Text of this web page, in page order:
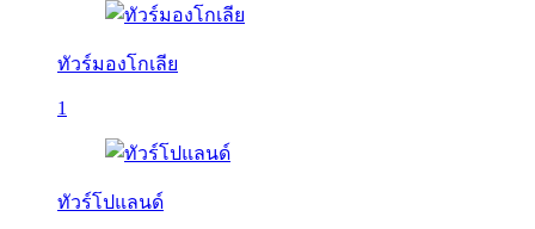
ทัวร์มองโกเลีย
1
ทัวร์โปแลนด์